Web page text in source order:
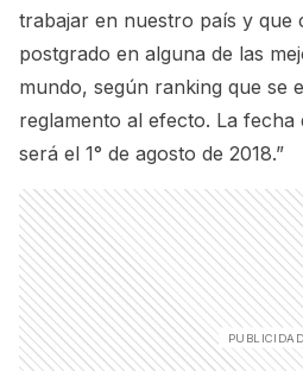
trabajar en nuestro país y que
postgrado en alguna de las
mundo, según ranking que se
reglamento al efecto. La fecha
será el 1° de agosto de 2018.”